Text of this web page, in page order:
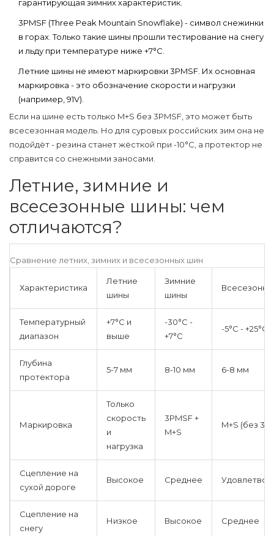
гарантирующая зимних характеристик.
3PMSF (Three Peak Mountain Snowflake) - символ снежинки
в горах. Только такие шины прошли тестирование на снегу
и льду при температуре ниже +7°C.
Летние шины не имеют маркировки 3PMSF. Их основная
маркировка - это обозначение скорости и нагрузки
(например, 91V).
Если на шине есть только M+S без 3PMSF, это может быть
всесезонная модель. Но для суровых российских зим она не
подойдёт - резина станет жёсткой при -10°C, а протектор не
справится со снежными заносами.
Летние, зимние и
всесезонные шины: чем
отличаются?
Сравнение летних, зимних и всесезонных шин
Характеристика
Летние
шины
Зимние
шины
Температурный
диапазон
+7°C и
выше
-30°C -
+7°C
-5°C - +25°C
Глубина
протектора
5-7 мм 8-10 мм 6-8 мм
Маркировка
Только
скорость
и
нагрузка
3PMSF +
M+S
M+S (без
Сцепление на
сухой дороге
Высокое Среднее
Сцепление на
снегу
Низкое Высокое Среднее